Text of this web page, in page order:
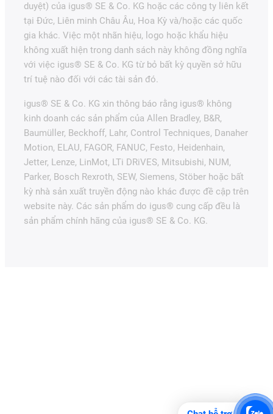
duyệt) của igus® SE & Co. KG hoặc các công ty liên kết
tại Đức, Liên minh Châu Âu, Hoa Kỳ và/hoặc các quốc
gia khác. Việc một nhãn hiệu, logo hoặc khẩu hiệu
không xuất hiện trong danh sách này không đồng nghĩa
với việc igus® SE & Co. KG từ bỏ bất kỳ quyền sở hữu
trí tuệ nào đối với các tài sản đó.
igus® SE & Co. KG xin thông báo rằng igus® không
kinh doanh các sản phẩm của Allen Bradley, B&R,
Baumüller, Beckhoff, Lahr, Control Techniques, Danaher
Motion, ELAU, FAGOR, FANUC, Festo, Heidenhain,
Jetter, Lenze, LinMot, LTi DRiVES, Mitsubishi, NUM,
Parker, Bosch Rexroth, SEW, Siemens, Stöber hoặc bất
kỳ nhà sản xuất truyền động nào khác được đề cập trên
website này. Các sản phẩm do igus® cung cấp đều là
sản phẩm chính hãng của igus® SE & Co. KG.